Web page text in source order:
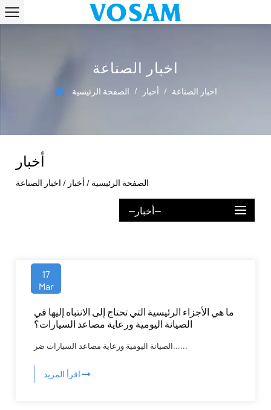
اخبار الصناعة
الصفحة الرئيسية / أخبار / اخبار الصناعة
أخبار
الصفحة الرئيسية / أخبار / اخبار الصناعة
--أخبار--
17
Mar
ما هي الأجزاء الرئيسية التي تحتاج إلى الانتباه إليها في
الصيانة اليومية ورعاية مصاعد السيارات؟
الصيانة اليومية ورعاية مصاعد السيارات ضر......
اقرأ المزيد